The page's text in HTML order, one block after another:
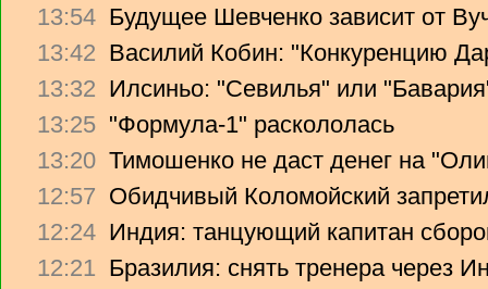
13:54 Будущее Шевченко зависит от
13:42 Василий Кобин: "Конкуренцию
13:32 Илсиньо: "Севилья" или
13:25 "Формула-1" раскололась
13:20 Тимошенко не даст денег на
12:57 Обидчивый Коломойский
12:24 Индия: танцующий капитан
12:21 Бразилия: снять тренера через